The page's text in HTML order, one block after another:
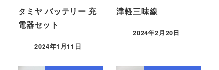
タミヤ バッテリー 充
電器セット
2024年1月11日
津軽三味線
2024年2月20日